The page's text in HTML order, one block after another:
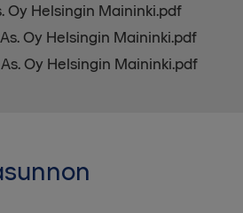
Oy Helsingin Maininki.pdf
Oy Helsingin Maininki.pdf
Oy Helsingin Maininki.pdf